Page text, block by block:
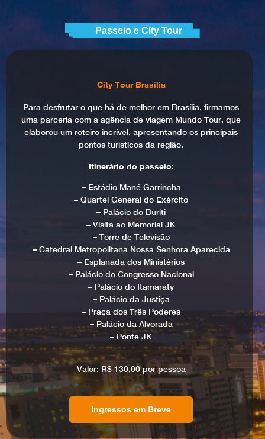
Passeio e City Tour
City Tour Brasília
Para desfrutar o que há de melhor em Brasília, firmamos
uma parceria com a agência de viagem Mundo Tour, que
elaborou um roteiro incrível, apresentando os principais
pontos turísticos da região.
Itinerário do passeio:
– Estádio Mané Garrincha
– Quartel General do Exército
– Palácio do Buriti
– Visita ao Memorial JK
– Torre de Televisão
– Catedral Metropolitana Nossa Senhora Aparecida
– Esplanada dos Ministérios
– Palácio do Congresso Nacional
– Palácio do Itamaraty
– Palácio da Justiça
– Praça dos Três Poderes
– Palácio da Alvorada
– Ponte JK
Valor: R$ 130,00 por pessoa
Ingressos em Breve